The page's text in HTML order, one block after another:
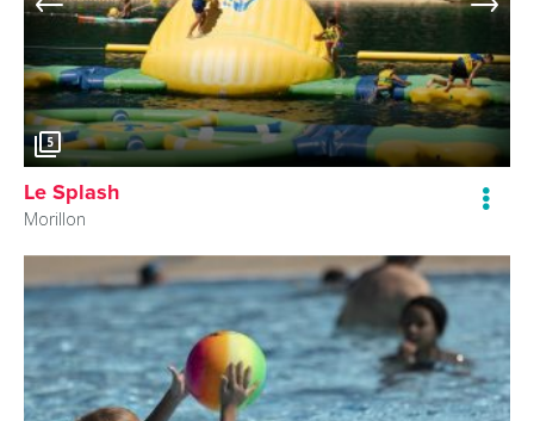
5
Le Splash
Morillon